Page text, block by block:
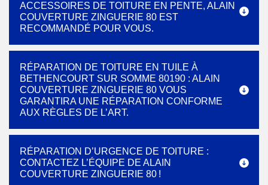
ACCESSOIRES DE TOITURE EN PENTE, ALAIN
COUVERTURE ZINGUERIE 80 EST
RECOMMANDÉ POUR VOUS.
RÉPARATION DE TOITURE EN TUILE À
BETHENCOURT SUR SOMME 80190 : ALAIN
COUVERTURE ZINGUERIE 80 VOUS
GARANTIRA UNE RÉPARATION CONFORME
AUX RÈGLES DE L’ART.
RÉPARATION D’URGENCE DE TOITURE :
CONTACTEZ L’ÉQUIPE DE ALAIN
COUVERTURE ZINGUERIE 80 !